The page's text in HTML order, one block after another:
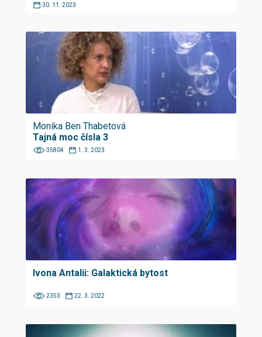
30. 11. 2023
Monika Ben Thabetová
Tajná moc čísla 3
35804 1. 3. 2023
Ivona Antalii: Galaktická bytost
2353 22. 3. 2022